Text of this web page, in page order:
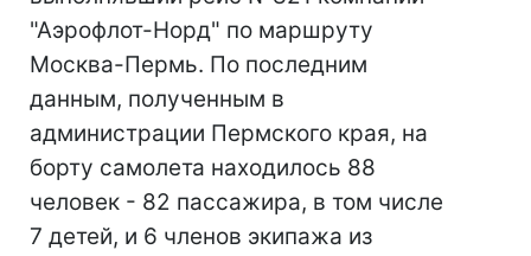
"Аэрофлот-Норд" по маршруту
Москва-Пермь. По последним
данным, полученным в
администрации Пермского края, на
борту самолета находилось 88
человек - 82 пассажира, в том числе
7 детей, и 6 членов экипажа из